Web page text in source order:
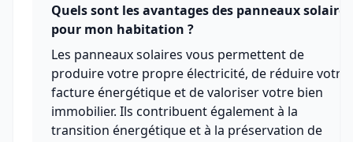
Quels sont les avantages des panneaux solaires
pour mon habitation ?
Les panneaux solaires vous permettent de
produire votre propre électricité, de réduire votre
facture énergétique et de valoriser votre bien
immobilier. Ils contribuent également à la
transition énergétique et à la préservation de